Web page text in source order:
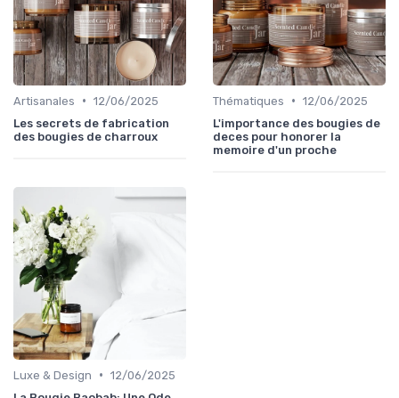
Artisanales • 12/06/2025
Les secrets de fabrication
des bougies de charroux
Thématiques • 12/06/2025
L'importance des bougies de
deces pour honorer la
memoire d'un proche
Luxe & Design • 12/06/2025